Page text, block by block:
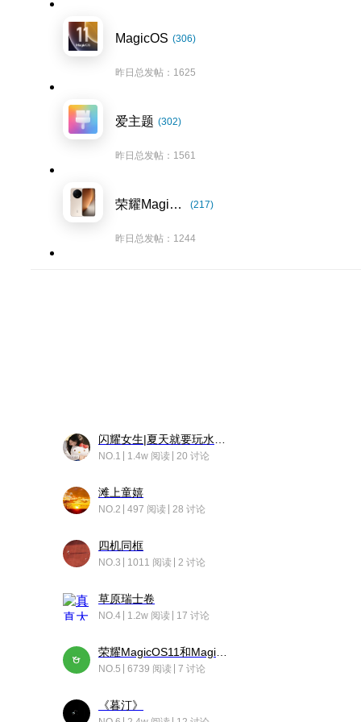
MagicOS (306)
昨日总发帖：1625
爱主题 (302)
昨日总发帖：1561
荣耀Magic8系列 (217)
昨日总发帖：1244
NO.1 1.4w 阅读 20 讨论
滩上童嬉
NO.2 497 阅读 28 讨论
四机同框
NO.3 1011 阅读 2 讨论
草原瑞士卷
NO.4 1.2w 阅读 17 讨论
NO.5 6739 阅读 7 讨论
《暮汀》